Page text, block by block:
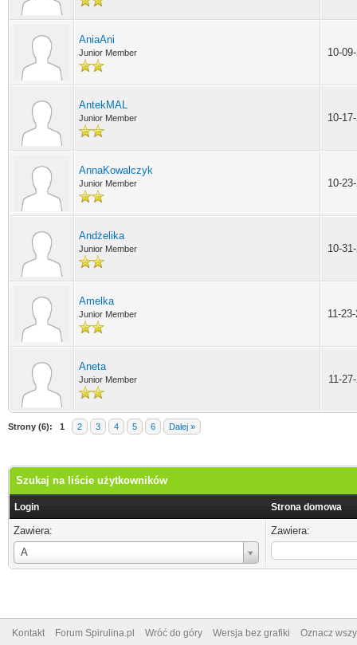
AniaAni
Junior Member 10-
AntekMAL
Junior Member 10-
AnnaKowalczyk
Junior Member 10-
Andżelika
Junior Member 10-
Amelka
Junior Member 11-
Aneta
Junior Member 11-
Strony (6): 1 2 3 4 5 6 Dalej »
Szukaj na liście użytkowników
Login Strona domowa
Zawiera:
A
Login
Zawiera:
Kontakt Forum Spirulina.pl Wróć do góry Wersja bez grafiki Oznacz